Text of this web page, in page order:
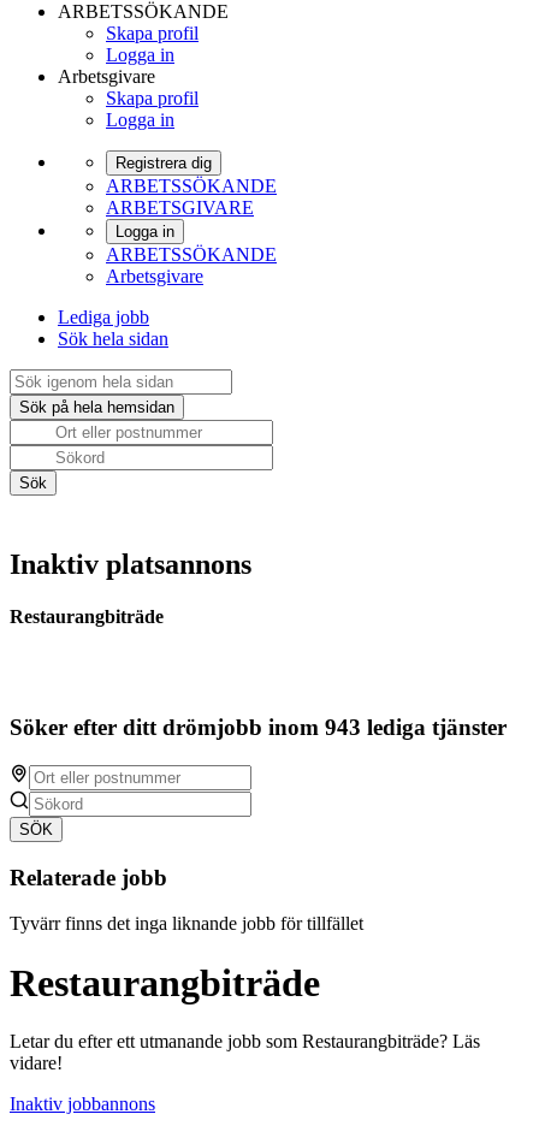
ARBETSSÖKANDE
Skapa profil
Logga in
Arbetsgivare
Skapa profil
Logga in
Registrera dig
ARBETSSÖKANDE
ARBETSGIVARE
Logga in
ARBETSSÖKANDE
Arbetsgivare
Lediga jobb
Sök hela sidan
Inaktiv platsannons
Restaurangbiträde
Söker efter ditt drömjobb inom 943 lediga tjänster
SÖK
Relaterade jobb
Tyvärr finns det inga liknande jobb för tillfället
Restaurangbiträde
Letar du efter ett utmanande jobb som Restaurangbiträde? Läs
vidare!
Inaktiv jobbannons